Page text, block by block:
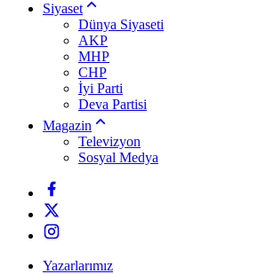
Siyaset
Dünya Siyaseti
AKP
MHP
CHP
İyi Parti
Deva Partisi
Magazin
Televizyon
Sosyal Medya
Yazarlarımız